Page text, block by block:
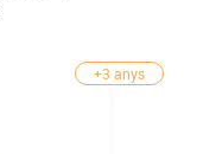
+3 anys